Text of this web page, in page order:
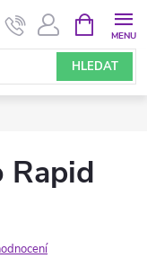
HLEDAT
NÁKUPNÍ
KOŠÍK
Rapid